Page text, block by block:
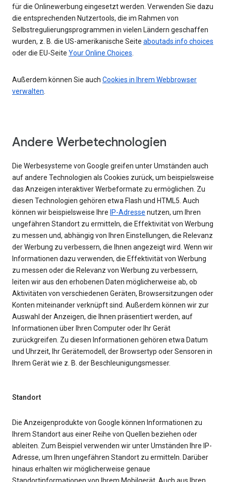
für die Onlinewerbung eingesetzt werden. Verwenden Sie dazu
die entsprechenden Nutzertools, die im Rahmen von
Selbstregulierungsprogrammen in vielen Ländern geschaffen
wurden, z. B. die US-amerikanische Seite aboutads.info choices
oder die EU-Seite Your Online Choices.
Außerdem können Sie auch Cookies in Ihrem Webbrowser
verwalten.
Andere Werbetechnologien
Die Werbesysteme von Google greifen unter Umständen auch
auf andere Technologien als Cookies zurück, um beispielsweise
das Anzeigen interaktiver Werbeformate zu ermöglichen. Zu
diesen Technologien gehören etwa Flash und HTML5. Auch
können wir beispielsweise Ihre IP-Adresse nutzen, um Ihren
ungefähren Standort zu ermitteln, die Effektivität von Werbung
zu messen und, abhängig von Ihren Einstellungen, die Relevanz
der Werbung zu verbessern, die Ihnen angezeigt wird. Wenn wir
Informationen dazu verwenden, die Effektivität von Werbung
zu messen oder die Relevanz von Werbung zu verbessern,
leiten wir aus den erhobenen Daten möglicherweise ab, ob
Aktivitäten von verschiedenen Geräten, Browsersitzungen oder
Konten miteinander verknüpft sind. Außerdem können wir zur
Auswahl der Anzeigen, die Ihnen präsentiert werden, auf
Informationen über Ihren Computer oder Ihr Gerät
zurückgreifen. Zu diesen Informationen gehören etwa Datum
und Uhrzeit, Ihr Gerätemodell, der Browsertyp oder Sensoren in
Ihrem Gerät wie z. B. der Beschleunigungsmesser.
Standort
Die Anzeigenprodukte von Google können Informationen zu
Ihrem Standort aus einer Reihe von Quellen beziehen oder
ableiten. Zum Beispiel verwenden wir unter Umständen Ihre IP-
Adresse, um Ihren ungefähren Standort zu ermitteln. Darüber
hinaus erhalten wir möglicherweise genaue